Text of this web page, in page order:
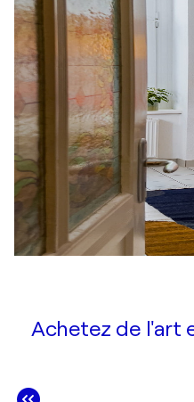
Achetez de l'art